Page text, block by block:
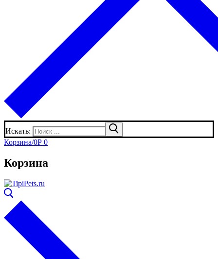
Искать:
Корзина/0Р 0
Корзина